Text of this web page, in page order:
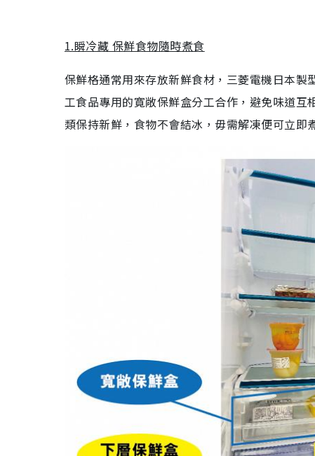
1.瞬冷藏 保鮮食物隨時煮食
保鮮格通常用來存放新鮮食材，三菱電機日本
工食品專用的寛敞保鮮盒分工合作，避免味道
類保持新鮮，食物不會結冰，毋需解凍便可立即